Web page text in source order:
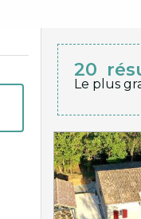
20
Le plus